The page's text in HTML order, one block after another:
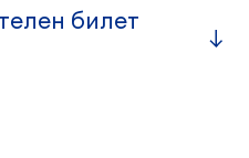
билет